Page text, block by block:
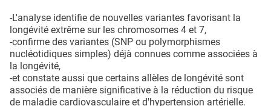
-L'analyse identifie de nouvelles variantes favorisant la
longévité extrême sur les chromosomes 4 et 7,
-confirme des variantes (SNP ou polymorphismes
nucléotidiques simples) déjà connues comme associées à
la longévité,
-et constate aussi que certains allèles de longévité sont
associés de manière significative à la réduction du risque
de maladie cardiovasculaire et d'hypertension artérielle.